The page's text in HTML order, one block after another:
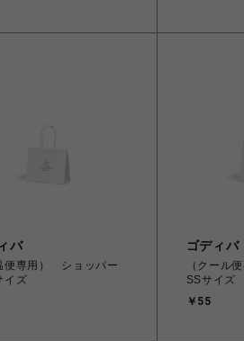
バ
便専用） ショッパー
イズ
ゴディバ
（クール
SSサイズ
￥55